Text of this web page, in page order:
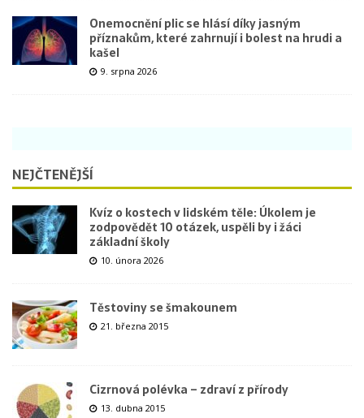
Onemocnění plic se hlásí díky jasným
příznakům, které zahrnují i bolest na hrudi a
kašel
9. srpna 2026
NEJČTENĚJŠÍ
Kvíz o kostech v lidském těle: Úkolem je
zodpovědět 10 otázek, uspěli by i žáci
základní školy
10. února 2026
Těstoviny se šmakounem
21. března 2015
Cizrnová polévka – zdraví z přírody
13. dubna 2015